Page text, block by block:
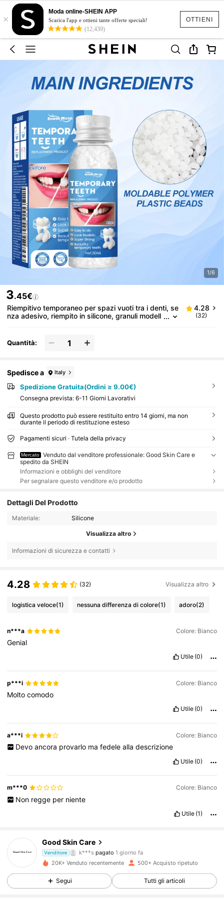
OTTIENI
×
Moda online-SHEIN APP
Scarica l'app e ottieni tante offerte speciali!
(12,439)
1/6
3.45€
Riempitivo temporaneo per spazi vuoti tra i denti, se
nza adesivo, riempito in silicone, granuli modell
4.28
(32)
Quantità:
Spedisce a Italy
Spedizione Gratuita(Ordini ≥ 9.00€)
Consegna prevista: 6-11 Giorni Lavorativi
Questo prodotto può essere restituito entro 14 giorni, ma non
durante il periodo di restituzione esteso
Pagamenti sicuri · Tutela della privacy
Mercato
Venduto dal venditore professionale: Good Skin Care e
spedito da SHEIN
Informazioni e obblighi del venditore
Per segnalare questo venditore e/o prodotto
Dettagli Del Prodotto
Materiale: Silicone
Visualizza altro
Informazioni di sicurezza e contatti
4.28 (32) Visualizza altro
logistica veloce(1) nessuna differenza di colore(1) adoro(2)
n***a Colore: Bianco
Genial
Utile (0)
p***i Colore: Bianco
Moltocomodo
Utile (0)
a***i Colore: Bianco
Devo ancora provarlo ma fedele alla descrizione
Utile (0)
m***0 Colore: Bianco
Non regge per niente
Utile (1)
Good Skin Care
Venditore
k***spagato
c***0 segue6 ore fa
4.69
597 Follower
4.69 597 Follower
20K+ Venduto recentemente 500+ Acquisto ripetuto
Segui Tutti gli articoli